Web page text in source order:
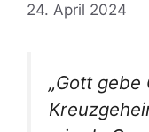
24. April 2024
„Gott